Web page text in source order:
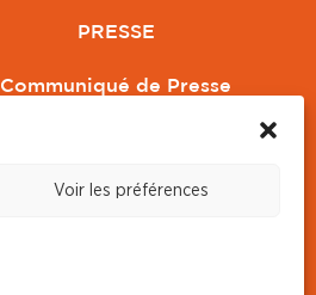
Voir les préférences
PRESSE
Communiqué de Presse